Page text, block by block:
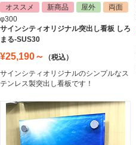
オススメ
新商品 屋外
両面
φ300
サインシティオリジナル突出し看板 しろ
まる-SUS30
¥25,190～
（税込）
サインシティオリジナルのシンプルなス
テンレス製突出し看板です！